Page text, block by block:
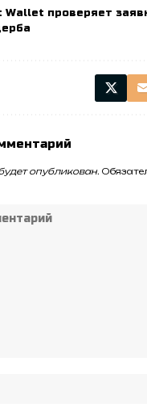
проверяет
опубликован.